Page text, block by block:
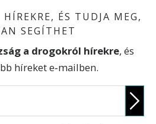
ÉS TUDJA MEG,
SEGÍTHET
a drogokról hírekre, és
híreket e‑mailben.